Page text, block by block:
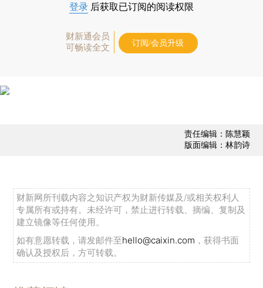
登录 后获取已订阅的阅读权限
财新通会员
可畅读全文
订阅/会员升级
责任编辑：陈慧颖
版面编辑：林韵诗
财新网所刊载内容之知识产权为财新传媒及/或相关权利人
专属所有或持有。未经许可，禁止进行转载、摘编、复制及
建立镜像等任何使用。
如有意愿转载，请发邮件至hello@caixin.com ，获得书面
确认及授权后，方可转载。